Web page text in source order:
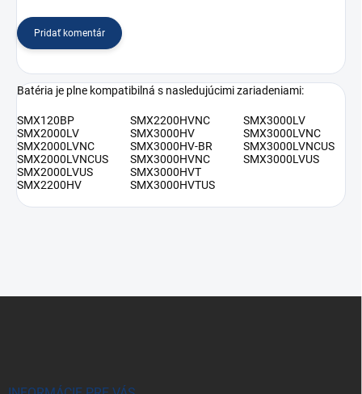
Pridať komentár
Batéria je plne kompatibilná s nasledujúcimi zariadeniami:
SMX120BP
SMX2000LV
SMX2000LVNC
SMX2000LVNCUS
SMX2000LVUS
SMX2200HV
SMX2200HVNC
SMX3000HV
SMX3000HV-BR
SMX3000HVNC
SMX3000HVT
SMX3000HVTUS
SMX3000LV
SMX3000LVNC
SMX3000LVNCUS
SMX3000LVUS